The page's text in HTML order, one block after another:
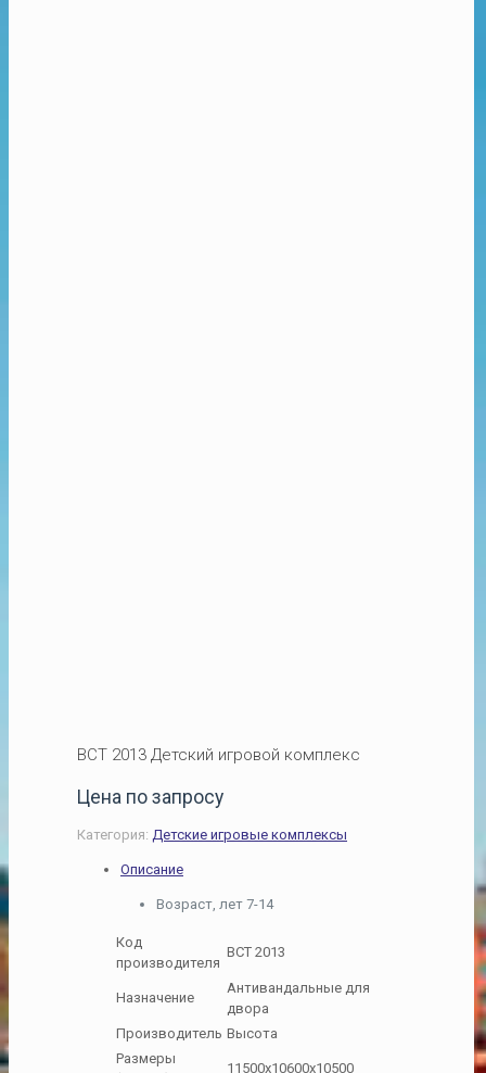
ВСТ 2013 Детский игровой комплекс
Цена по запросу
Категория: Детские игровые комплексы
Описание
Возраст, лет 7-14
Код
производителя
ВСТ 2013
Назначение
Антивандальные для
двора
Производитель Высота
Размеры
11500х10600х10500